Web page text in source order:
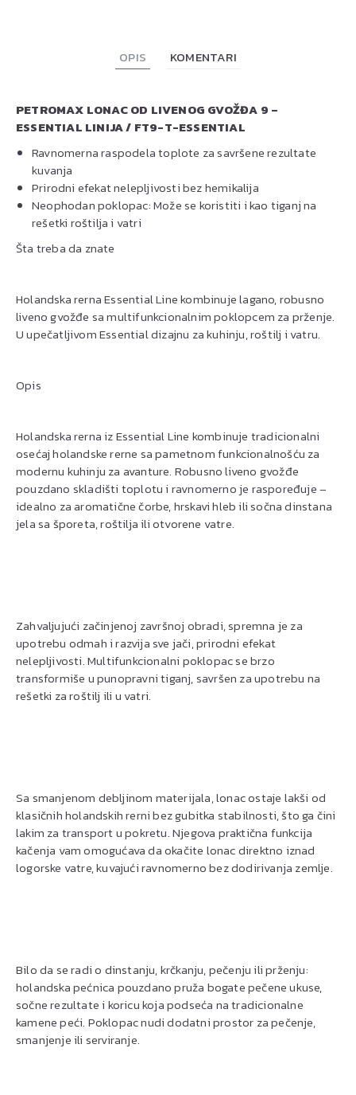
OPIS KOMENTARI
PETROMAX LONAC OD LIVENOG GVOŽĐA 9 –
ESSENTIAL LINIJA / FT9-T-ESSENTIAL
Ravnomerna raspodela toplote za savršene rezultate
kuvanja
Prirodni efekat nelepljivosti bez hemikalija
Neophodan poklopac: Može se koristiti i kao tiganj na
rešetki roštilja i vatri
Šta treba da znate
Holandska rerna Essential Line kombinuje lagano, robusno
liveno gvožđe sa multifunkcionalnim poklopcem za prženje.
U upečatljivom Essential dizajnu za kuhinju, roštilj i vatru.
Opis
Holandska rerna iz Essential Line kombinuje tradicionalni
osećaj holandske rerne sa pametnom funkcionalnošću za
modernu kuhinju za avanture. Robusno liveno gvožđe
pouzdano skladišti toplotu i ravnomerno je raspoređuje –
idealno za aromatične čorbe, hrskavi hleb ili sočna dinstana
jela sa šporeta, roštilja ili otvorene vatre.
Zahvaljujući začinjenoj završnoj obradi, spremna je za
upotrebu odmah i razvija sve jači, prirodni efekat
nelepljivosti. Multifunkcionalni poklopac se brzo
transformiše u punopravni tiganj, savršen za upotrebu na
rešetki za roštilj ili u vatri.
Sa smanjenom debljinom materijala, lonac ostaje lakši od
klasičnih holandskih rerni bez gubitka stabilnosti, što ga čini
lakim za transport u pokretu. Njegova praktična funkcija
kačenja vam omogućava da okačite lonac direktno iznad
logorske vatre, kuvajući ravnomerno bez dodirivanja zemlje.
Bilo da se radi o dinstanju, krčkanju, pečenju ili prženju:
holandska pećnica pouzdano pruža bogate pečene ukuse,
sočne rezultate i koricu koja podseća na tradicionalne
kamene peći. Poklopac nudi dodatni prostor za pečenje,
smanjenje ili serviranje.